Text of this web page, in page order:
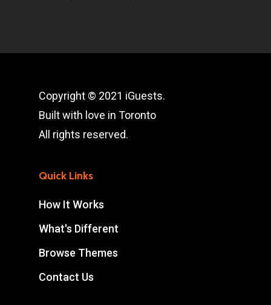
Copyright © 2021 iGuests.
Built with love in Toronto
All rights reserved.
Quick Links
How It Works
What's Different
Browse Themes
Contact Us